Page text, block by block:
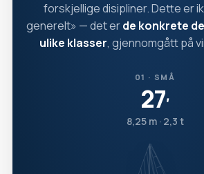
forskjellige disipliner. Dette er
generelt» — det erde konkrete
ulike klasser, gjennomgått på
01 · SMÅ
27′
8,25 m · 2,3 t